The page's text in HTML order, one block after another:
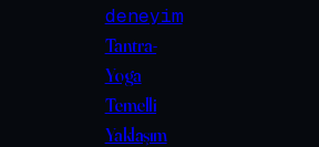
deneyim
Tantra-
Yoga
Temelli
Yaklaşım